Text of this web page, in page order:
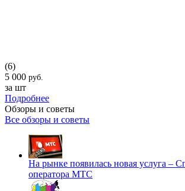
(6)
5 000 руб.
за шт
Подробнее
Обзоры и советы
Все обзоры и советы
На рынке появилась новая услуга –
оператора МТС